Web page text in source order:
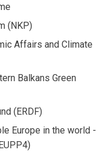
(NKP)
Affairs and Climate
Balkans Green
(ERDF)
Europe in the world -